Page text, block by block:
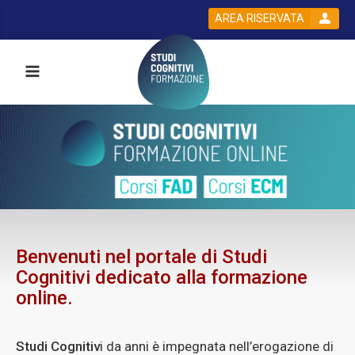
AREA RISERVATA
Benvenuti nel portale di Studi
Cognitivi dedicato alla formazione
online.
Studi Cognitivi da anni è impegnata nell’erogazione di